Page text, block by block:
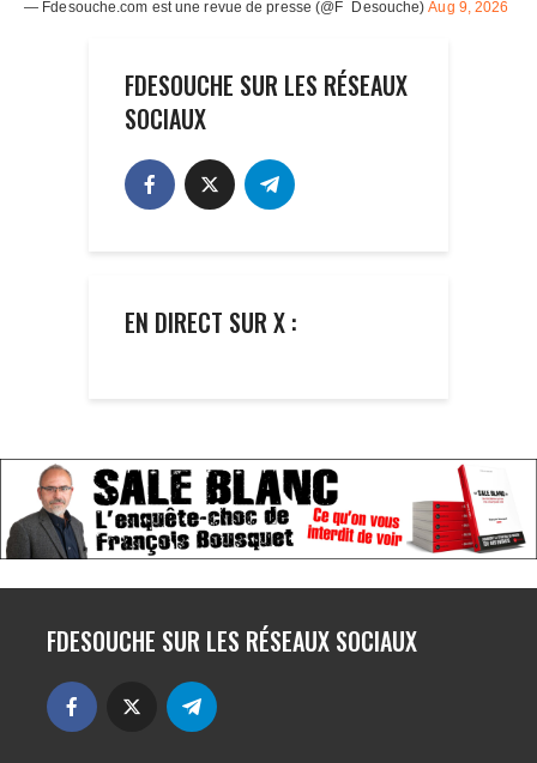
FDESOUCHE SUR LES RÉSEAUX
SOCIAUX
EN DIRECT SUR X :
FDESOUCHE SUR LES RÉSEAUX SOCIAUX